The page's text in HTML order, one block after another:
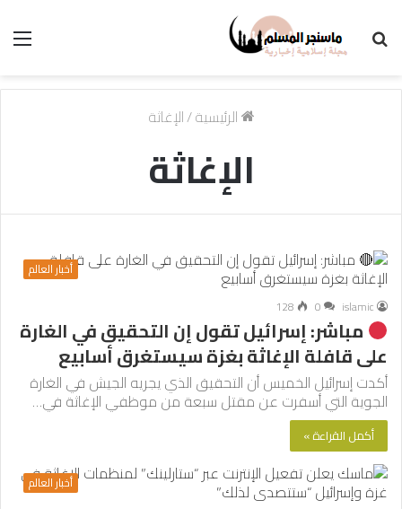
الرئيسية/الإغاثة
الإغاثة
أخبار العالم
islamic
0
128
مباشر: إسرائيل تقول إن التحقيق في الغارة
على قافلة الإغاثة بغزة سيستغرق أسابيع
أكدت إسرائيل الخميس أن التحقيق الذي يجريه الجيش في الغارة
الجوية التي أسفرت عن مقتل سبعة من موظفي الإغاثة في…
أكمل القراءة »
أخبار العالم